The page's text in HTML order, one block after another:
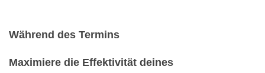
Während des Termins
Maximiere die Effektivität deines